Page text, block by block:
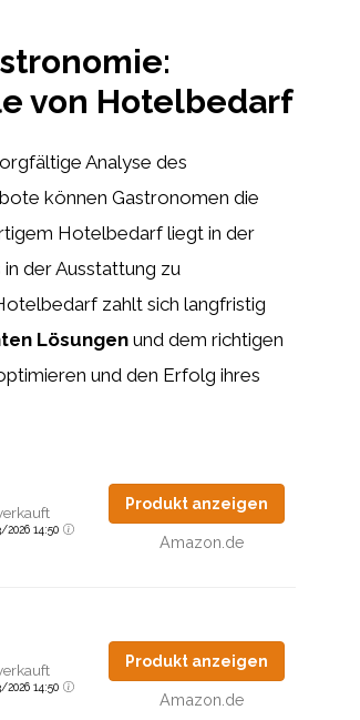
von Hotelbedarf
Analyse des
können Gastronomen die
Hotelbedarf liegt in der
der Ausstattung zu
zahlt sich langfristig
Lösungen und dem richtigen
und den Erfolg ihres
2026 14:50
Produkt anzeigen
Amazon.de
2026 14:50
Produkt anzeigen
Amazon.de